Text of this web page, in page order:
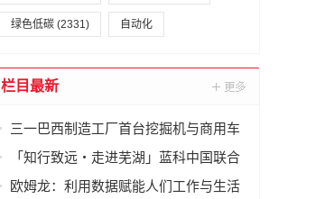
绿色低碳 (2331) 自动化
栏目最新
三一巴西制造工厂首台挖掘机与商用车
样机下线
「知行致远・走进芜湖」蓝科中国联合
上市公司协会，发起高端制造业深度研
欧姆龙：利用数据赋能人们工作与生活